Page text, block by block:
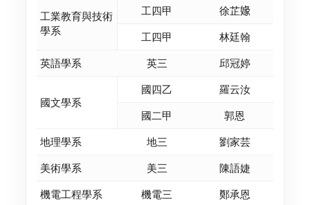
工業教育與技術
學系
工四甲
徐芷𡟇
工四甲
林廷翰
英語學系
英三 邱冠婷
國文學系
國四乙
羅云汝
國二甲
郭恩
地理學系
地三
劉家芸
美術學系
美三
陳語婕
機電工程學系
機電三
鄭承恩